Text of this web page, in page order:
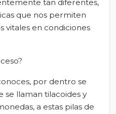
tan diferentes,
que nos permiten
vitales en condiciones
por dentro se
se llaman tilacoides y
a estas pilas de